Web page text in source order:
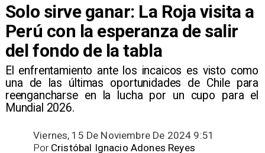
Solo sirve ganar: La Roja visita a
Perú con la esperanza de salir
del fondo de la tabla
​El enfrentamiento ante los incaicos es visto como
una de las últimas oportunidades de Chile para
reengancharse en la lucha por un cupo para el
Mundial 2026.
Viernes, 15 De Noviembre De 2024 9:51
Cristóbal Ignacio Adones Reyes
Por